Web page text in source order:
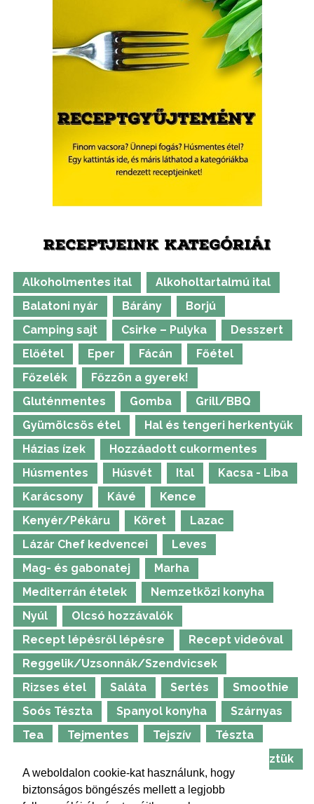
A weboldalon cookie-kat használunk, hogy
biztonságos böngészés mellett a legjobb
RECEPTJEINK KATEGÓRIÁI
Alkoholmentes ital
Alkoholtartalmú ital
Balatoni nyár
Bárány
Borjú
Camping sajt
Csirke – Pulyka
Desszert
Előétel
Eper Fácán
Főétel
Főzelék
Főzzön a gyerek!
Gluténmentes
Gomba
Grill/BBQ
Gyümölcsös étel
Hal és tengeri herkentyűk
Házias ízek
Hozzáadott cukormentes
Húsmentes
Húsvét Ital
Kacsa - Liba
Karácsony
Kávé
Kence
Kenyér/Pékáru
Köret
Lazac
Lázár Chef kedvencei
Leves
Mag- és gabonatej
Marha
Mediterrán ételek
Nemzetközi konyha
Nyúl
Olcsó hozzávalók
Recept lépésről lépésre
Recept videóval
Reggelik/Uzsonnák/Szendvicsek
Rizses étel
Saláta Sertés
Smoothie
Soós Tészta
Spanyol konyha
Szárnyas
Tea
Tejmentes Tejszív
Tészta
TV-ben főztük
Ünnepi ételek
Vadétel Whirlpool